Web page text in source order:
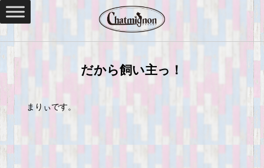
だから飼い主っ！
まりぃです。